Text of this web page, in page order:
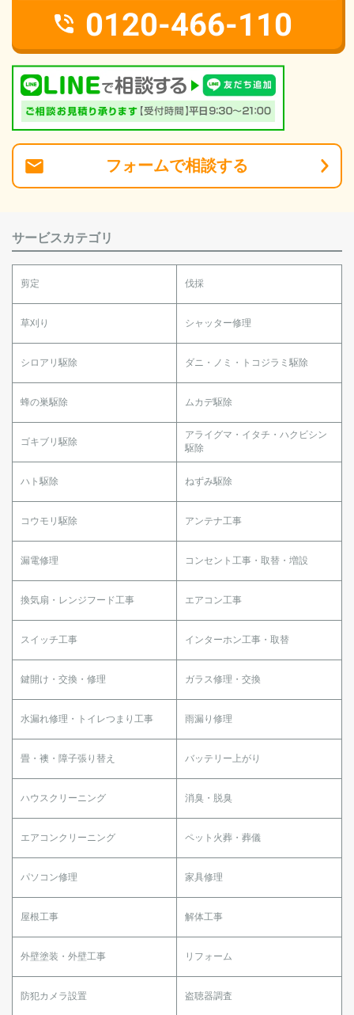
0120-466-110
フォームで相談する
サービスカテゴリ
剪定 伐採
草刈り シャッター修理
シロアリ駆除 ダニ・ノミ・トコジラミ駆除
蜂の巣駆除 ムカデ駆除
ゴキブリ駆除
アライグマ・イタチ・ハクビシン
駆除
ハト駆除 ねずみ駆除
コウモリ駆除 アンテナ工事
漏電修理 コンセント工事・取替・増設
換気扇・レンジフード工事 エアコン工事
スイッチ工事 インターホン工事・取替
鍵開け・交換・修理 ガラス修理・交換
水漏れ修理・トイレつまり工事 雨漏り修理
畳・襖・障子張り替え バッテリー上がり
ハウスクリーニング 消臭・脱臭
エアコンクリーニング ペット火葬・葬儀
パソコン修理 家具修理
屋根工事 解体工事
外壁塗装・外壁工事 リフォーム
防犯カメラ設置 盗聴器調査